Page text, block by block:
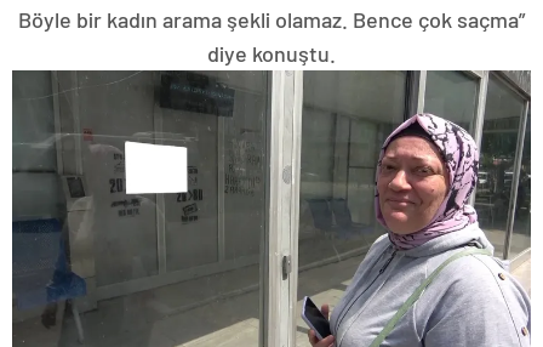
Böyle bir kadın arama şekli olamaz. Bence çok saçma”
diye konuştu.